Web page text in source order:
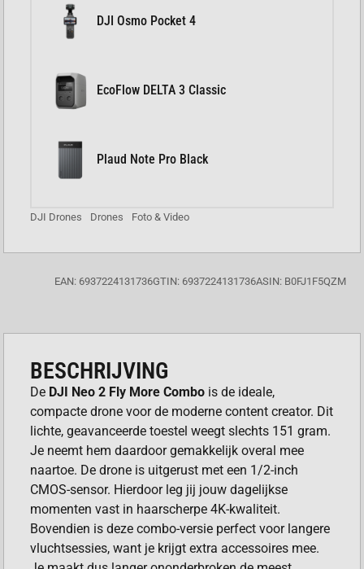
DJI Osmo Pocket 4
EcoFlow DELTA 3 Classic
Plaud Note Pro Black
DJI Drones Drones Foto & Video
EAN: 6937224131736GTIN: 6937224131736ASIN: B0FJ1F5QZM
BESCHRIJVING
De DJI Neo 2 Fly More Combo is de ideale,
compacte drone voor de moderne content creator. Dit
lichte, geavanceerde toestel weegt slechts 151 gram.
Je neemt hem daardoor gemakkelijk overal mee
naartoe. De drone is uitgerust met een 1/2-inch
CMOS-sensor. Hierdoor leg jij jouw dagelijkse
momenten vast in haarscherpe 4K-kwaliteit.
Bovendien is deze combo-versie perfect voor langere
vluchtsessies, want je krijgt extra accessoires mee.